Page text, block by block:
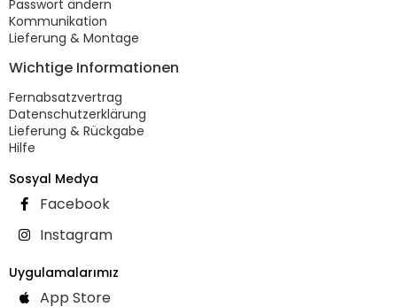
Passwort ändern
Kommunikation
Lieferung & Montage
Wichtige Informationen
Fernabsatzvertrag
Datenschutzerklärung
Lieferung & Rückgabe
Hilfe
Sosyal Medya
Facebook
Instagram
Uygulamalarımız
App Store